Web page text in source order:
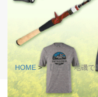
HOME >【呼子】地磯で